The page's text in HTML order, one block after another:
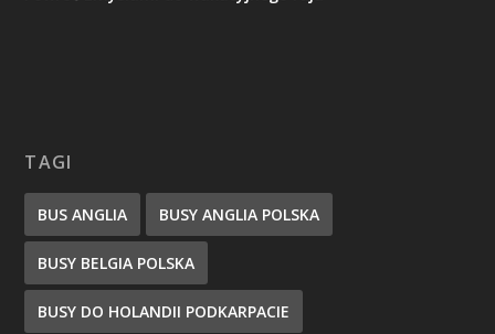
TAGI
BUS ANGLIA BUSY ANGLIA POLSKA
BUSY BELGIA POLSKA
BUSY DO HOLANDII PODKARPACIE